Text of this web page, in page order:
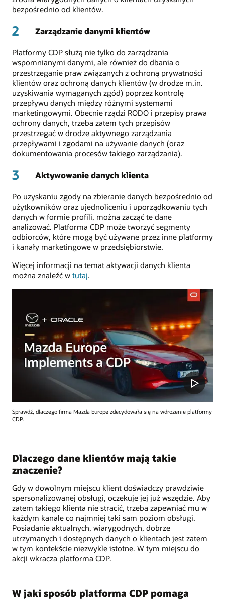
bezpośrednio od klientów.
2 Zarządzanie danymi klientów
Platformy CDP służą nie tylko do zarządzania
wspomnianymi danymi, ale również do dbania o
przestrzeganie praw związanych z ochroną prywatności
klientów oraz ochroną danych klientów (w drodze m.in.
uzyskiwania wymaganych zgód) poprzez kontrolę
przepływu danych między różnymi systemami
marketingowymi. Obecnie rządzi RODO i przepisy prawa
ochrony danych, trzeba zatem tych przepisów
przestrzegać w drodze aktywnego zarządzania
przepływami i zgodami na używanie danych (oraz
dokumentowania procesów takiego zarządzania).
3 Aktywowanie danych klienta
Po uzyskaniu zgody na zbieranie danych bezpośrednio od
użytkowników oraz ujednoliceniu i uporządkowaniu tych
danych w formie profili, można zacząć te dane
analizować. Platforma CDP może tworzyć segmenty
odbiorców, które mogą być używane przez inne platformy
i kanały marketingowe w przedsiębiorstwie.
Więcej informacji na temat aktywacji danych klienta
można znaleźć w tutaj.
Sprawdź, dlaczego firma Mazda Europe zdecydowała się na wdrożenie platformy
CDP.
Dlaczego dane klientów mają takie
znaczenie?
Gdy w dowolnym miejscu klient doświadczy prawdziwie
spersonalizowanej obsługi, oczekuje jej już wszędzie. Aby
zatem takiego klienta nie stracić, trzeba zapewniać mu w
każdym kanale co najmniej taki sam poziom obsługi.
Posiadanie aktualnych, wiarygodnych, dobrze
utrzymanych i dostępnych danych o klientach jest zatem
w tym kontekście niezwykle istotne. W tym miejscu do
akcji wkracza platforma CDP.
W jaki sposób platforma CDP pomaga